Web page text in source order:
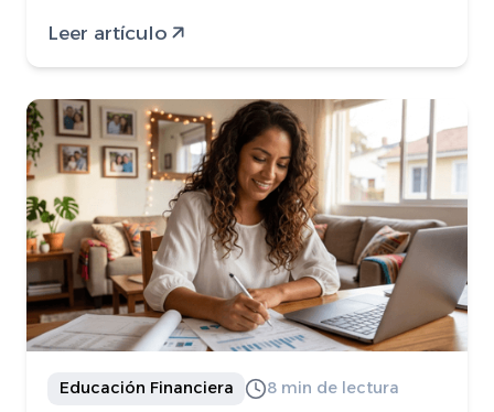
Leer artículo
Educación Financiera 8 min de lectura